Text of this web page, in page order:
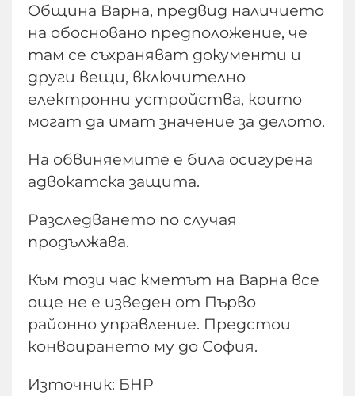
Община Варна, предвид наличието
на обосновано предположение, че
там се съхраняват документи и
други вещи, включително
електронни устройства, които
могат да имат значение за делото.
На обвиняемите е била осигурена
адвокатска защита.
Разследването по случая
продължава.
Към този час кметът на Варна все
още не е изведен от Първо
районно управление. Предстои
конвоирането му до София.
Източник: БНР